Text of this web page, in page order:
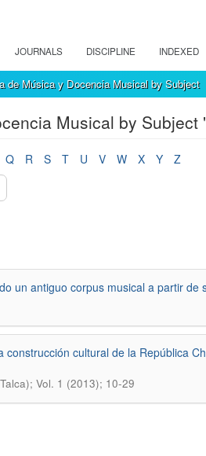
JOURNALS DISCIPLINE INDEXED
de Música y Docencia Musical by Subject
Musical by Subject
Q R S T U V W X Y
Z
un antiguo corpus musical a partir de
cultural de la República
Vol. 1 (2013); 10-29